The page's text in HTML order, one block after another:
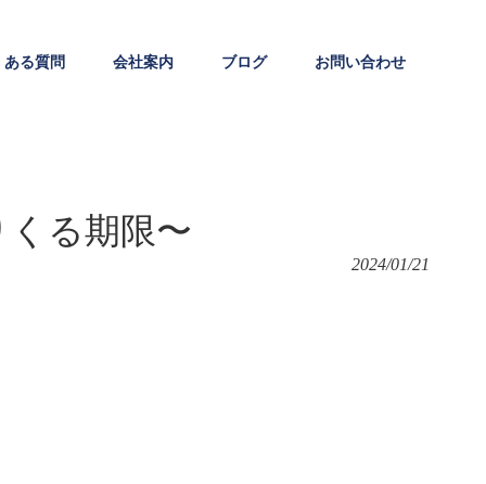
ある質問 会社案内 ブログ お問い合わせ
る期限〜
2024/01/21